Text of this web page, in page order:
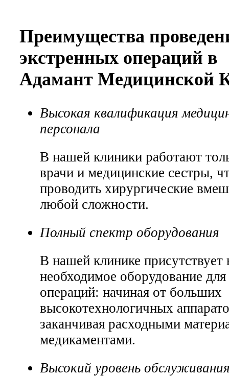
Преимущества
экстренных операций в
Адамант Медицинской
Высокая квалификация
персонала
В нашей клиники работают
врачи и медицинские сестры,
проводить хирургические
любой сложности.
Полный спектр оборудования
В нашей клинике присутствует
необходимое оборудование
операций: начиная от больших
высокотехнологичных
заканчивая расходными
медикаментами.
Высокий уровень